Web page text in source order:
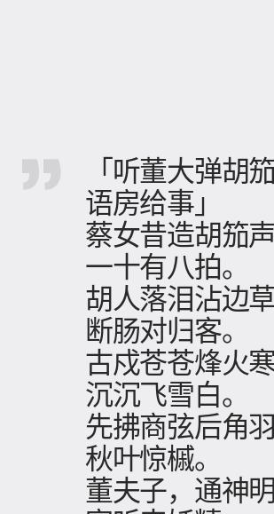
「听董大弹胡
语房给事」
蔡女昔造胡笳
一十有八拍。
胡人落泪沾边
断肠对归客。
古戍苍苍烽火
沉沉飞雪白。
先拂商弦后角
秋叶惊槭。
董夫子，通神